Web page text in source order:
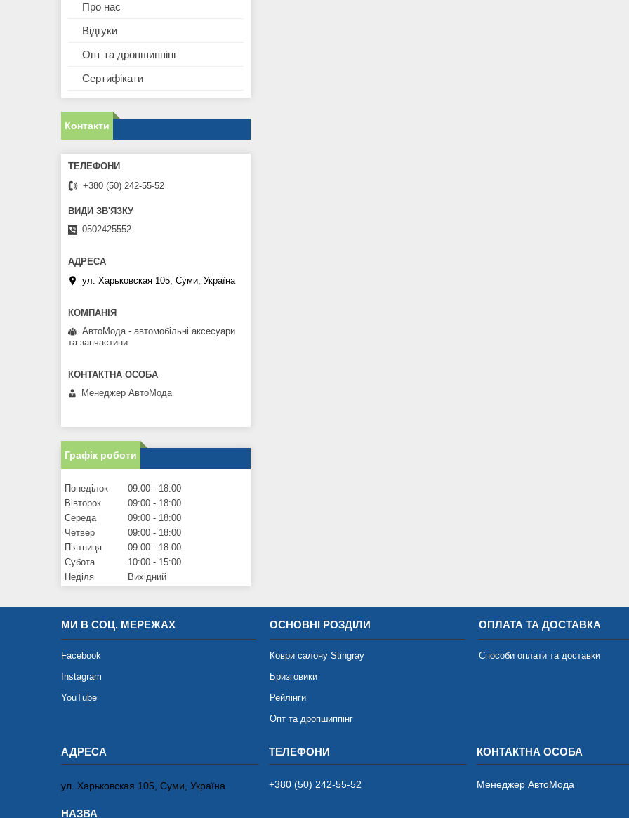
Про нас
Відгуки
Опт та дропшиппінг
Сертифікати
Контакти
+380 (50) 242-55-52
0502425552
ул. Харьковская 105, Суми, Україна
АвтоМода - автомобільні аксесуари
та запчастини
Менеджер АвтоМода
Графік роботи
Понеділок 09:00
18:00
Вівторок
09:00
18:00
Середа
09:00
18:00
Четвер
09:00
18:00
Пʼятниця
09:00
18:00
Субота
10:00
15:00
Неділя
Вихідний
МИ В СОЦ. МЕРЕЖАХ
Facebook
Instagram
YouTube
ОСНОВНІ РОЗДІЛИ
Коври салону Stingray
Бризговики
Рейлінги
Опт та дропшиппінг
ОПЛАТА ТА ДОСТАВКА
Способи оплати та доставки
ул. Харьковская 105, Суми, Україна +380 (50) 242-55-52 Менеджер АвтоМода